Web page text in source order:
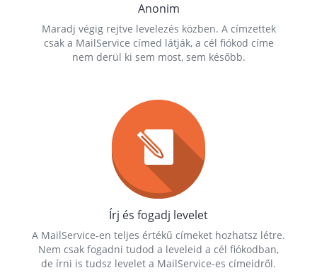
Anonim
Maradj végig rejtve levelezés közben. A címzettek
csak a MailService címed látják, a cél fiókod címe
nem derül ki sem most, sem később.
Írj és fogadj levelet
A MailService-en teljes értékű címeket hozhatsz létre.
Nem csak fogadni tudod a leveleid a cél fiókodban,
de írni is tudsz levelet a MailService-es címeidről.